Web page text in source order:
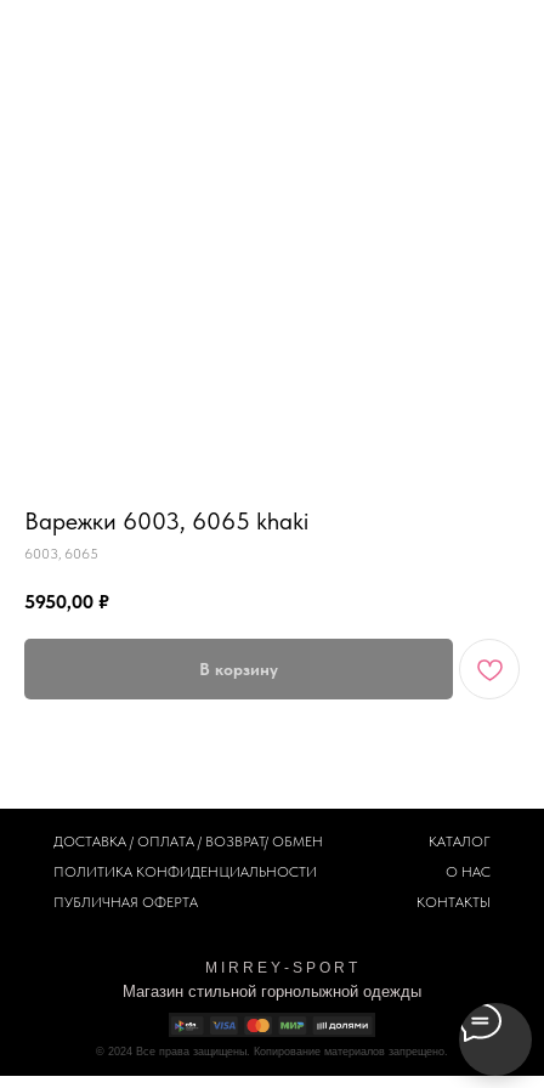
Варежки 6003, 6065 khaki
6003, 6065
5950,00 ₽
В корзину
M I R R E Y - S P O R T
Магазин стильной горнолыжной одежды
© 2024 Все права защищены. Копирование материалов запрещено.
ДОСТАВКА / ОПЛАТА / ВОЗВРАТ/ ОБМЕН
ПОЛИТИКА КОНФИДЕНЦИАЛЬНОСТИ
ПУБЛИЧНАЯ ОФЕРТА
КАТАЛОГ
О НАС
КОНТАКТЫ